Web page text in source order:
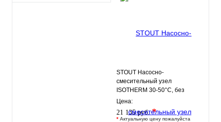
STOUT Насосно-
смесительный узел
ISOTHERM 30-50°C, без
насоса.
Цена:
21 135 руб.*
* Актуальную цену пожалуйста